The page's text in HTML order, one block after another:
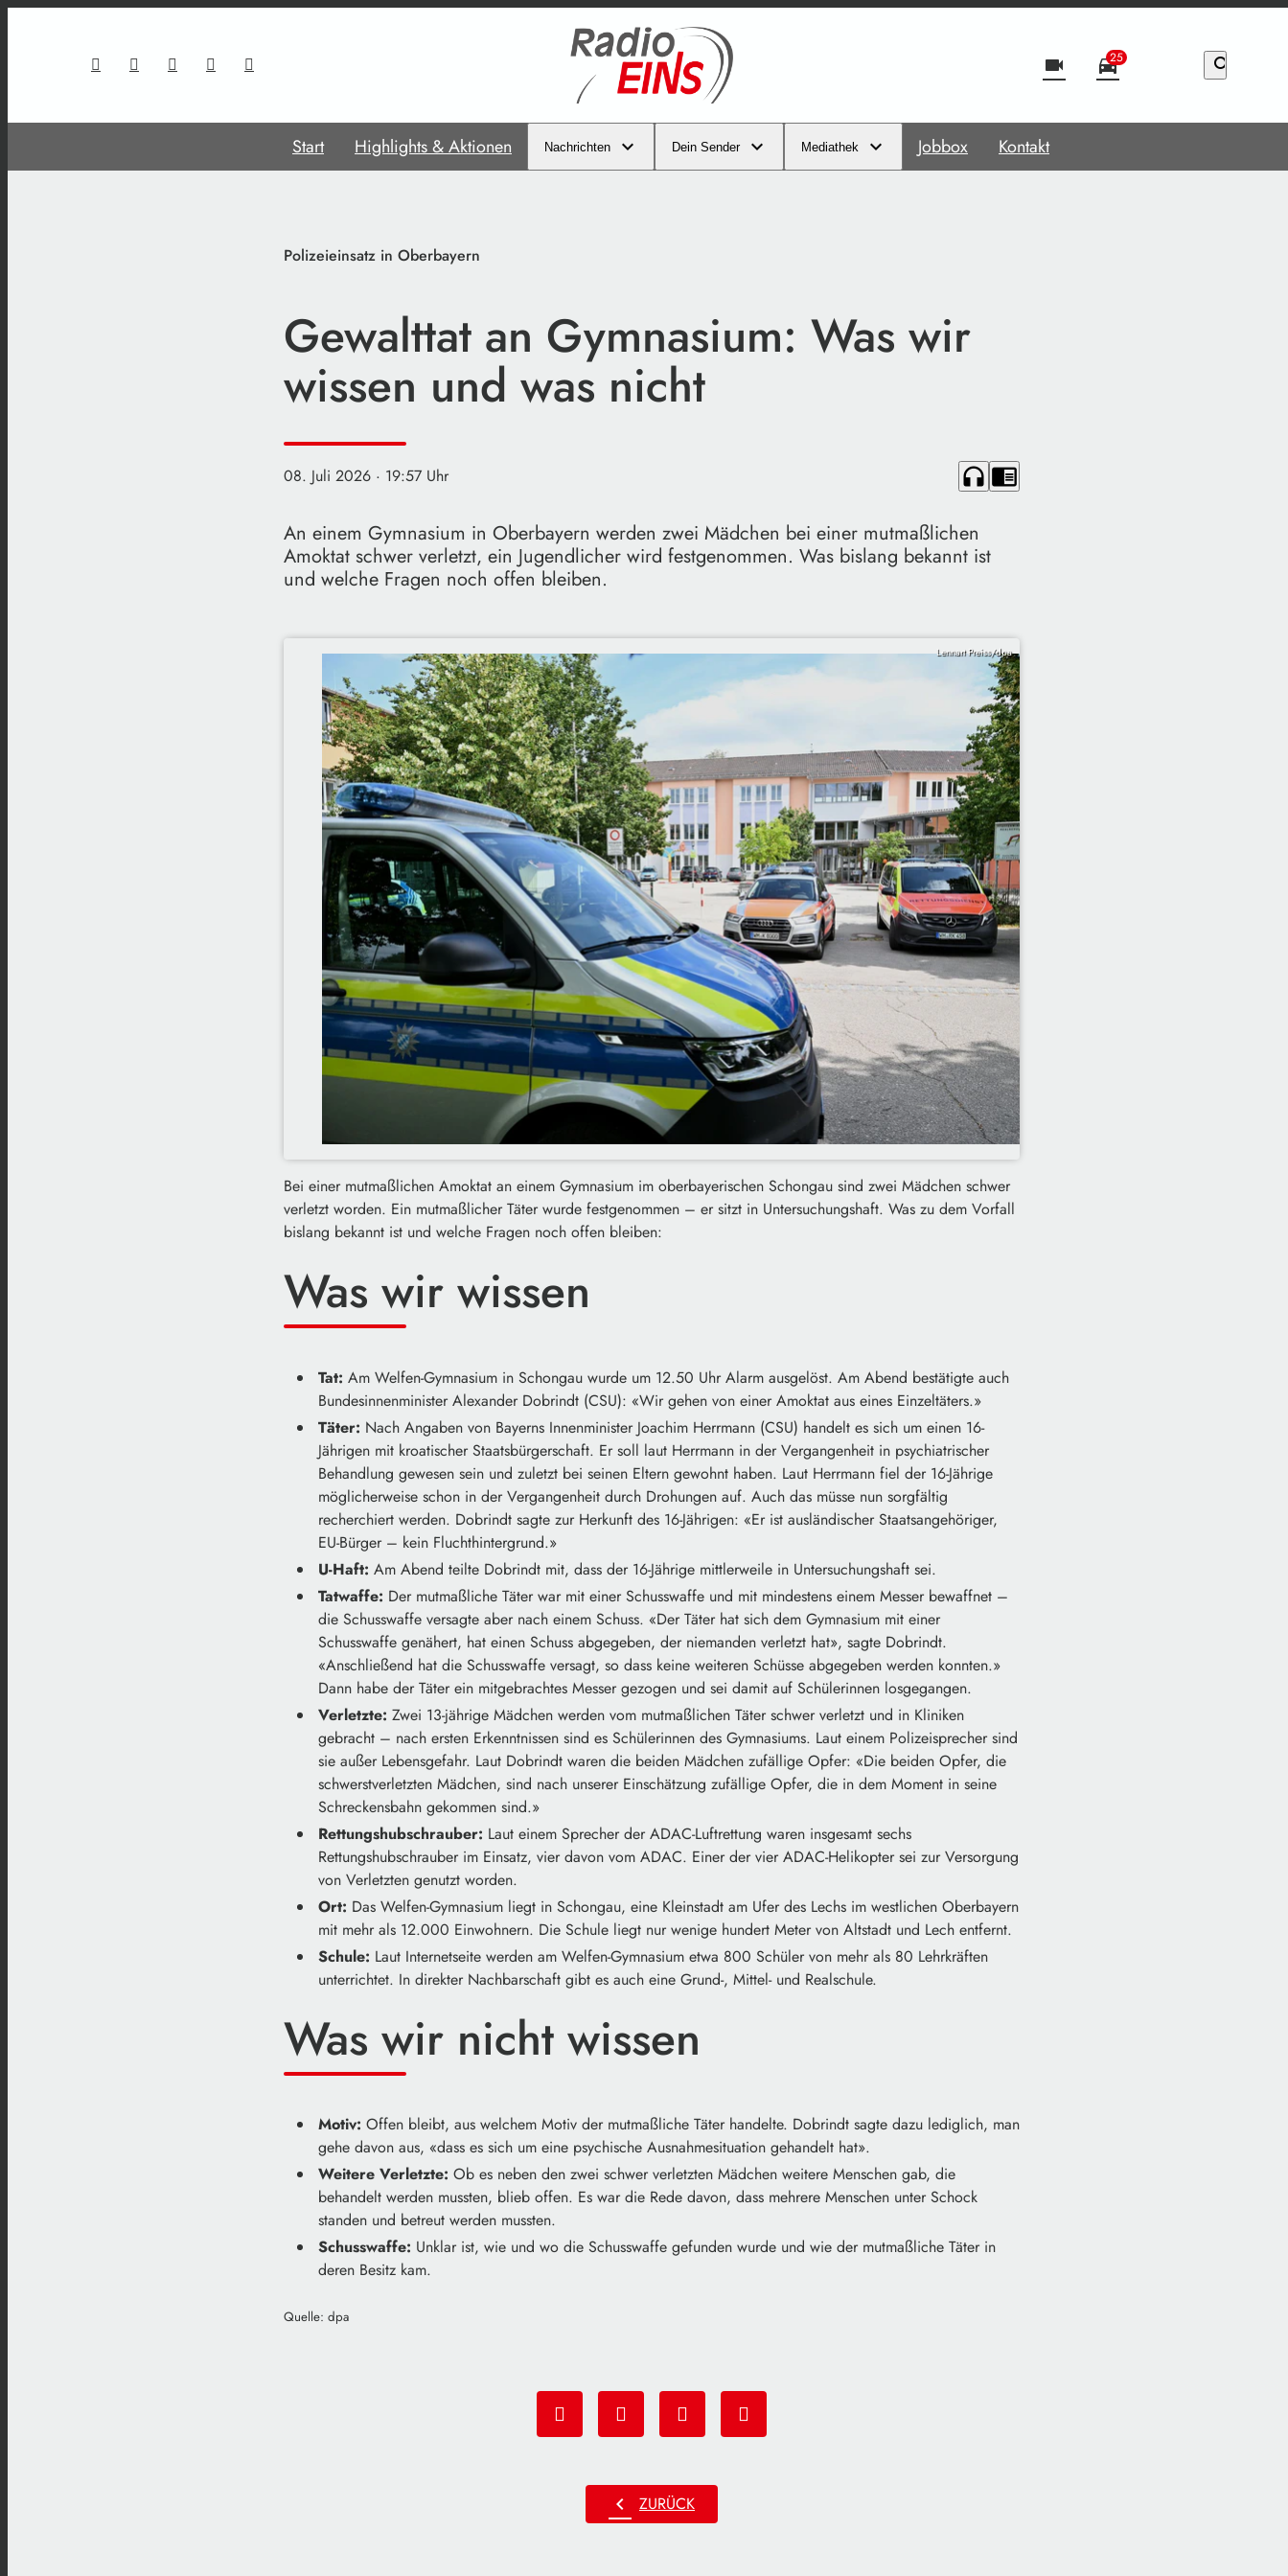
videocam directions_car
25 search
Start Highlights & Aktionen Nachrichten Dein Sender Mediathek Jobbox Kontakt
Polizeieinsatz in Oberbayern
Gewalttat an Gymnasium: Was wir
wissen und was nicht
08. Juli 2026 · 19:57 Uhr headphones chrome_reader_mode
An einem Gymnasium in Oberbayern werden zwei Mädchen bei einer mutmaßlichen
Amoktat schwer verletzt, ein Jugendlicher wird festgenommen. Was bislang bekannt ist
und welche Fragen noch offen bleiben.
Lennart Preiss/dpa
Bei einer mutmaßlichen Amoktat an einem Gymnasium im oberbayerischen Schongau sind zwei Mädchen schwer
verletzt worden. Ein mutmaßlicher Täter wurde festgenommen – er sitzt in Untersuchungshaft. Was zu dem Vorfall
bislang bekannt ist und welche Fragen noch offen bleiben:
Was wir wissen
Tat: Am Welfen-Gymnasium in Schongau wurde um 12.50 Uhr Alarm ausgelöst. Am Abend bestätigte auch
Bundesinnenminister Alexander Dobrindt (CSU): «Wir gehen von einer Amoktat aus eines Einzeltäters.»
Täter: Nach Angaben von Bayerns Innenminister Joachim Herrmann (CSU) handelt es sich um einen 16-
Jährigen mit kroatischer Staatsbürgerschaft. Er soll laut Herrmann in der Vergangenheit in psychiatrischer
Behandlung gewesen sein und zuletzt bei seinen Eltern gewohnt haben. Laut Herrmann fiel der 16-Jährige
möglicherweise schon in der Vergangenheit durch Drohungen auf. Auch das müsse nun sorgfältig
recherchiert werden. Dobrindt sagte zur Herkunft des 16-Jährigen: «Er ist ausländischer Staatsangehöriger,
EU-Bürger – kein Fluchthintergrund.»
U-Haft: Am Abend teilte Dobrindt mit, dass der 16-Jährige mittlerweile in Untersuchungshaft sei.
Tatwaffe: Der mutmaßliche Täter war mit einer Schusswaffe und mit mindestens einem Messer bewaffnet –
die Schusswaffe versagte aber nach einem Schuss. «Der Täter hat sich dem Gymnasium mit einer
Schusswaffe genähert, hat einen Schuss abgegeben, der niemanden verletzt hat», sagte Dobrindt.
«Anschließend hat die Schusswaffe versagt, so dass keine weiteren Schüsse abgegeben werden konnten.»
Dann habe der Täter ein mitgebrachtes Messer gezogen und sei damit auf Schülerinnen losgegangen.
Verletzte: Zwei 13-jährige Mädchen werden vom mutmaßlichen Täter schwer verletzt und in Kliniken
gebracht – nach ersten Erkenntnissen sind es Schülerinnen des Gymnasiums. Laut einem Polizeisprecher sind
sie außer Lebensgefahr. Laut Dobrindt waren die beiden Mädchen zufällige Opfer: «Die beiden Opfer, die
schwerstverletzten Mädchen, sind nach unserer Einschätzung zufällige Opfer, die in dem Moment in seine
Schreckensbahn gekommen sind.»
Rettungshubschrauber: Laut einem Sprecher der ADAC-Luftrettung waren insgesamt sechs
Rettungshubschrauber im Einsatz, vier davon vom ADAC. Einer der vier ADAC-Helikopter sei zur Versorgung
von Verletzten genutzt worden.
Ort: Das Welfen-Gymnasium liegt in Schongau, eine Kleinstadt am Ufer des Lechs im westlichen Oberbayern
mit mehr als 12.000 Einwohnern. Die Schule liegt nur wenige hundert Meter von Altstadt und Lech entfernt.
Schule: Laut Internetseite werden am Welfen-Gymnasium etwa 800 Schüler von mehr als 80 Lehrkräften
unterrichtet. In direkter Nachbarschaft gibt es auch eine Grund-, Mittel- und Realschule.
Was wir nicht wissen
Motiv: Offen bleibt, aus welchem Motiv der mutmaßliche Täter handelte. Dobrindt sagte dazu lediglich, man
gehe davon aus, «dass es sich um eine psychische Ausnahmesituation gehandelt hat».
Weitere Verletzte: Ob es neben den zwei schwer verletzten Mädchen weitere Menschen gab, die
behandelt werden mussten, blieb offen. Es war die Rede davon, dass mehrere Menschen unter Schock
standen und betreut werden mussten.
Schusswaffe: Unklar ist, wie und wo die Schusswaffe gefunden wurde und wie der mutmaßliche Täter in
deren Besitz kam.
Quelle: dpa
chevron_left ZURÜCK